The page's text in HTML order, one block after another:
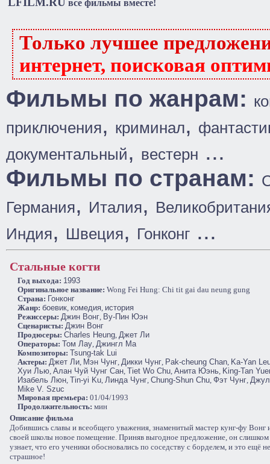
все фильмы вместе!
Только лучшее
интернет, поисковая
Фильмы по жанрам:
приключения, криминал,
документальный, вестерн ...
Фильмы по странам:
Германия, Италия,
Индия, Швеция, Гонконг ...
Стальные когти
Год выхода: 1993
Оригинальное название: Wong Fei Hung: Chi tit gai dau neung gung
Cтрана:
Гонконг
Жанр: боевик, комедия, история
Режиссеры: Джин Вонг, Ву-Пин Юэн
Сценаристы: Джин Вонг
Продюсеры: Charles Heung, Джет Ли
Операторы:
Том Лау, Джингл Ма
Композиторы:
Tsung-tak Lui
Актеры: Джет Ли, Mэн Чунг, Дикки Чунг, Pak-cheung Chan, Ka-Yan
Хуи Лью, Алан Чуй Чунг Сан, Tiet Wo Chu, Анита Юэнь, King-Tan
Изабель Люн, Tin-yi Ku, Линда Чунг, Chung-Shun Chu, Фэт Чунг,
Mike V. Szuc
Мировая премьера: 01/04/1993
Продолжительность: мин
Описание фильма
Добившись славы и всеобщего уважения, знаменитый мастер кунг-фу Вонг
своей школы новое помещение. Приняв выгодное предложение, он слишком
узнает, что его ученики обосновались по соседству с борделем, и это ещё
страшное!